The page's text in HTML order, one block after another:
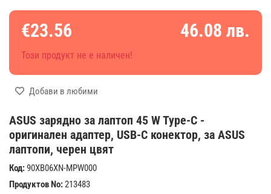
ASUS зарядно за лаптоп 45 W Type-C -
оригинален адаптер, USB-C конектор, за ASUS
лаптопи, черен цвят
Код:90XB06XN-MPW000
Продуктов No:213483
€23.56 46.08 лв.
Този продукт не е наличен!
Добави в любими